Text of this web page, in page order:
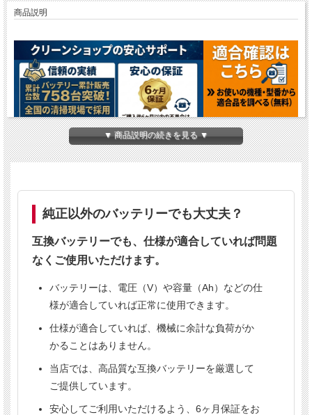
商品説明
純正より20〜50％安く、6ヶ月保証付き
純正同等性能 6ヶ月保証 法人向け販売
業務用実績あり
こんな方におすすめ
✔ 清掃業者様
✔ ビルメンテナンス会社様
✔ 倉庫の清掃担当者様
✔ バッテリーの価格が高くてお困りの方
▼ 商品説明の続きを見る ▼
純正以外のバッテリーでも大丈夫？
互換バッテリーでも、仕様が適合していれば問題
なくご使用いただけます。
バッテリーは、電圧（V）や容量（Ah）などの仕
様が適合していれば正常に使用できます。
仕様が適合していれば、機械に余計な負荷がか
かることはありません。
当店では、高品質な互換バッテリーを厳選して
ご提供しています。
安心してご利用いただけるよう、6ヶ月保証をお